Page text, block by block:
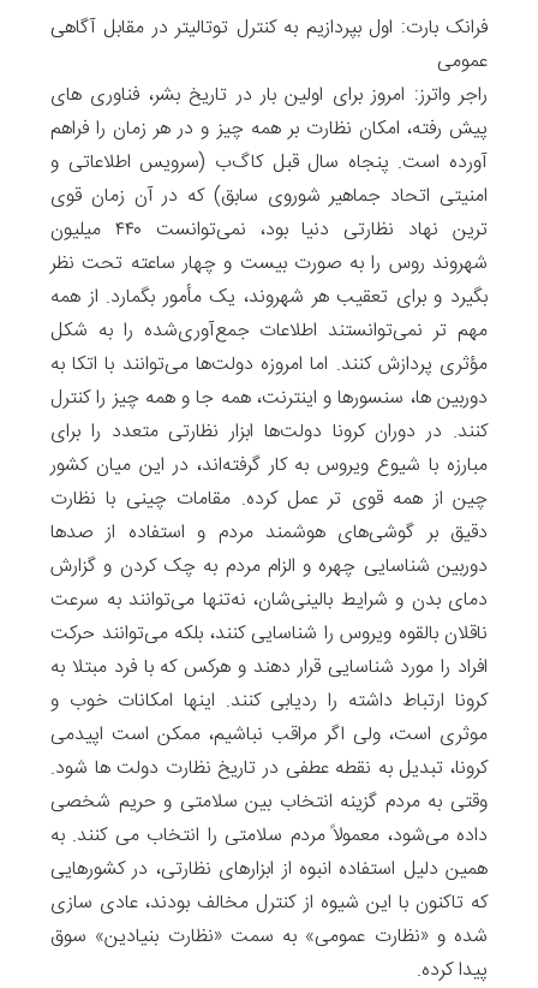
فرانک بارت: اول بپردازیم به کنترل توتالیتر در مقابل آگاهی
عمومی
راجر واترز: امروز برای اولین بار در تاریخ بشر، فناوری های
پیش رفته، امکان نظارت بر همه چیز و در هر زمان را فراهم
آورده است. پنجاه سال قبل کا‌گ‌ب (سرویس اطلاعاتی و
امنیتی اتحاد جماهیر شوروی سابق) که در آن زمان قوی
ترین نهاد نظارتی دنیا بود، نمی‌توانست ۴۴۰ میلیون
شهروند روس را به صورت بیست ‌و چهار ساعته تحت نظر
بگیرد و برای تعقیب هر شهروند، یک مأمور بگمارد. از همه
مهم تر نمی‌توانستند اطلاعات جمع‌آوری‌شده را به شکل
مؤثری پردازش کنند. اما امروزه دولت‌ها می‌توانند با اتکا به
دوربین ها، سنسورها و اینترنت، همه جا و همه چیز را کنترل
کنند. در دوران کرونا دولت‌ها ابزار نظارتی متعدد را برای
مبارزه‌ با شیوع ویروس به کار گرفته‌اند، در این میان کشور
چین از همه قوی تر عمل کرده. مقامات چینی با نظارت
دقیق بر گوشی‌های هوشمند مردم و استفاده از صدها
دوربین شناسایی چهره و الزام مردم به چک کردن و گزارش
دمای بدن و شرایط بالینی‌شان، نه‌تنها می‌توانند به سرعت
ناقلان بالقوه ویروس را شناسایی کنند، بلکه می‌توانند حرکت‌
افراد را مورد شناسایی قرار دهند و هرکس که با فرد مبتلا به
کرونا ارتباط داشته را ردیابی کنند. اینها امکانات خوب و
موثری است، ولی اگر مراقب نباشیم، ممکن است اپیدمی
کرونا، تبدیل به نقطه‌ عطفی در تاریخ نظارت دولت ها شود.
وقتی به مردم گزینه‌ انتخاب بین سلامتی و حریم شخصی
داده می‌شود، معمولاً مردم سلامتی را انتخاب می کنند. به
همین دلیل استفاده انبوه از ابزارهای نظارتی، در کشورهایی
که تاکنون با این شیوه از کنترل مخالف بودند، عادی ‌سازی
شده و «نظارت عمومی» به سمت «نظارت بنیادین» سوق
پیدا کرده.